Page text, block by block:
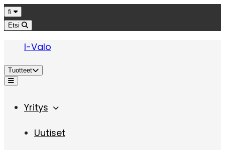
Hyppää sisältöön
Kieli
fi
Etsi
I-Valo
Tuotteet
Valikko
Yritys
Uutiset